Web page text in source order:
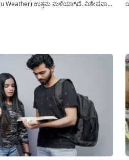
Weather) ಉತ್ತಮ ಮಳೆಯಾಗಿದೆ. ವಿಶೇಷವಾಗಿ